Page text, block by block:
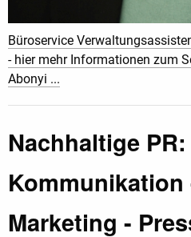
Büroservice
- hier mehr Informationen zum
Abonyi ...
Nachhaltige PR:
Kommunikation
Marketing -